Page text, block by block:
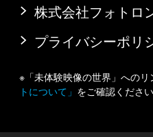
株式会社フォトロ
プライバシーポリ
※「未体験映像の世界」へのリ
トについて」 をご確認ください